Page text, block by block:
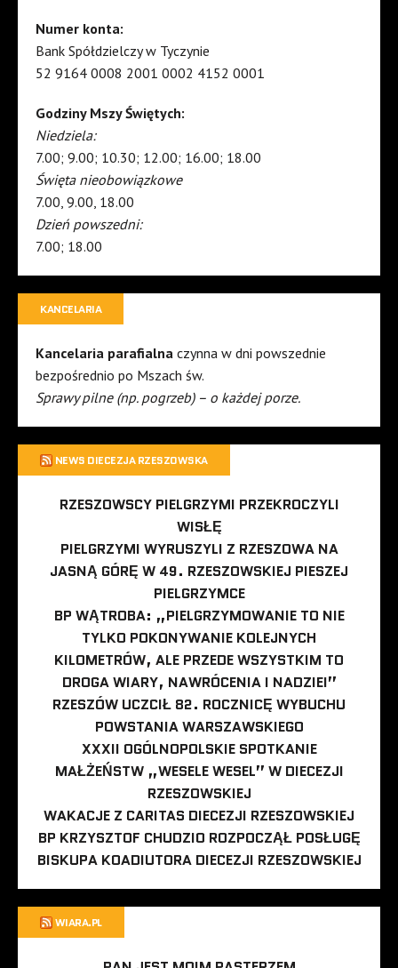
Numer konta:
Bank Spółdzielczy w Tyczynie
52 9164 0008 2001 0002 4152 0001
Godziny Mszy Świętych:
Niedziela:
7.00; 9.00; 10.30; 12.00; 16.00; 18.00
Święta nieobowiązkowe
7.00, 9.00, 18.00
Dzień powszedni:
7.00; 18.00
KANCELARIA
Kancelaria parafialna czynna w dni powszednie
bezpośrednio po Mszach św.
Sprawy pilne (np. pogrzeb) – o każdej porze.
NEWS DIECEZJA RZESZOWSKA
RZESZOWSCY PIELGRZYMI PRZEKROCZYLI
WISŁĘ
PIELGRZYMI WYRUSZYLI Z RZESZOWA NA
JASNĄ GÓRĘ W 49. RZESZOWSKIEJ PIESZEJ
PIELGRZYMCE
BP WĄTROBA: „PIELGRZYMOWANIE TO NIE
TYLKO POKONYWANIE KOLEJNYCH
KILOMETRÓW, ALE PRZEDE WSZYSTKIM TO
DROGA WIARY, NAWRÓCENIA I NADZIEI”
RZESZÓW UCZCIŁ 82. ROCZNICĘ WYBUCHU
POWSTANIA WARSZAWSKIEGO
XXXII OGÓLNOPOLSKIE SPOTKANIE
MAŁŻEŃSTW „WESELE WESEL” W DIECEZJI
RZESZOWSKIEJ
WAKACJE Z CARITAS DIECEZJI RZESZOWSKIEJ
BP KRZYSZTOF CHUDZIO ROZPOCZĄŁ POSŁUGĘ
BISKUPA KOADIUTORA DIECEZJI RZESZOWSKIEJ
WIARA.PL